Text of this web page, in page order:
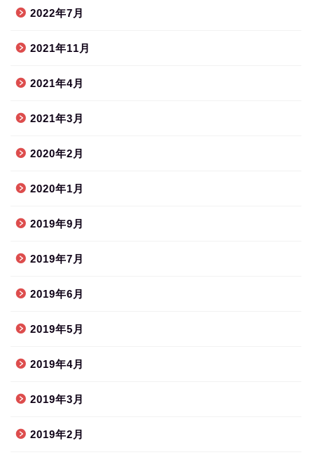
2022年7月
2021年11月
2021年4月
2021年3月
2020年2月
2020年1月
2019年9月
2019年7月
2019年6月
2019年5月
2019年4月
2019年3月
2019年2月